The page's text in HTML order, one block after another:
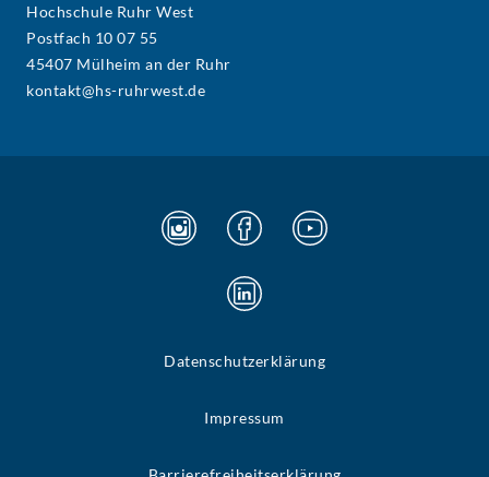
Hochschule Ruhr West
Postfach 10 07 55
45407 Mülheim an der Ruhr
kontakt@hs-ruhrwest.de
Datenschutzerklärung
Impressum